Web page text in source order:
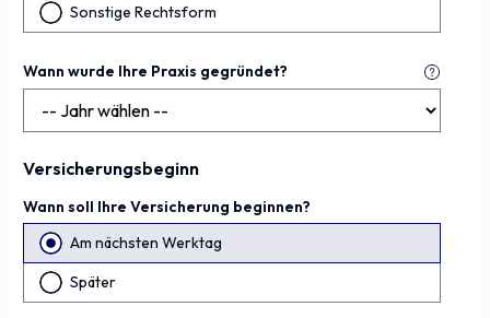
Sonstige Rechtsform
Wann wurde Ihre Praxis gegründet?
Versicherungsbeginn
Wann soll Ihre Versicherung beginnen?
Am nächsten Werktag
Später